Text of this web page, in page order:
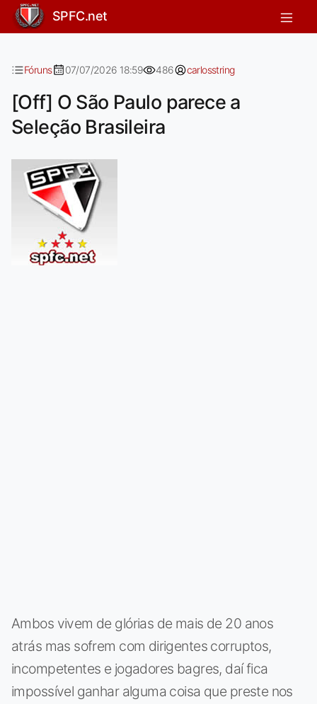
[Off] O São Paulo parece a Seleção
SPFC.net
Fóruns 07/07/2026 18:59 486 carlosstring
[Off] O São Paulo parece a
Seleção Brasileira
Ambos vivem de glórias de mais de 20 anos
atrás mas sofrem com dirigentes corruptos,
incompetentes e jogadores bagres, daí fica
impossível ganhar alguma coisa que preste nos